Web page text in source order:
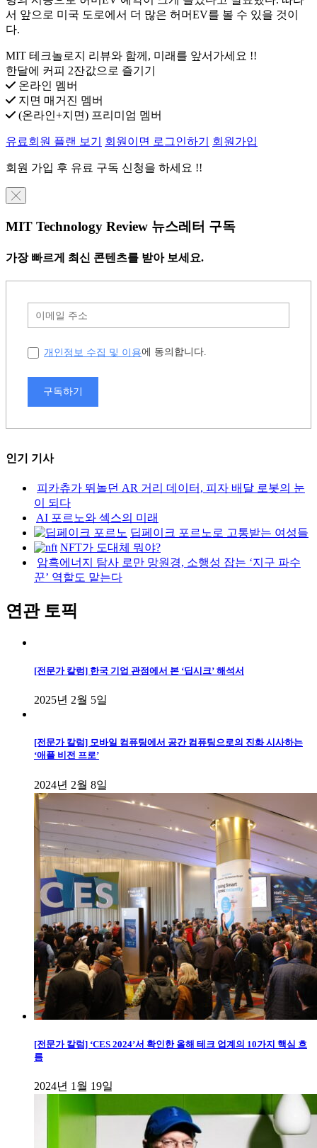
서 앞으로 미국 도로에서 더 많은 허머EV를 볼 수 있을 것이
다.
MIT 테크놀로지 리뷰와 함께, 미래를 앞서가세요 !!
한달에 커피 2잔값으로 즐기기
온라인 멤버
지면 매거진 멤버
(온라인+지면) 프리미엄 멤버
유료회원 플랜 보기 회원이면 로그인하기 회원가입
회원 가입 후 유료 구독 신청을 하세요 !!
╳
MIT Technology Review 뉴스레터 구독
가장 빠르게 최신 콘텐츠를 받아 보세요.
개인정보 수집 및 이용에 동의합니다.
구독하기
인기 기사
피카츄가 뛰놀던 AR 거리 데이터, 피자 배달 로봇의 눈
이 되다
AI 포르노와 섹스의 미래
딥페이크 포르노로 고통받는 여성들
NFT가 도대체 뭐야?
암흑에너지 탐사 로만 망원경, 소행성 잡는 ‘지구 파수
꾼’ 역할도 맡는다
연관 토픽
[전문가 칼럼] 한국 기업 관점에서 본 ‘딥시크’ 해석서
2025년 2월 5일
[전문가 칼럼] 모바일 컴퓨팅에서 공간 컴퓨팅으로의 진화 시사하는
‘애플 비전 프로’
2024년 2월 8일
[전문가 칼럼] ‘CES 2024’서 확인한 올해 테크 업계의 10가지 핵심 흐
름
2024년 1월 19일